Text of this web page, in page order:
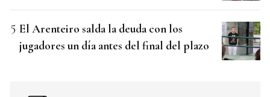
El Arenteiro salda la deuda con los
jugadores un día antes del final del plazo